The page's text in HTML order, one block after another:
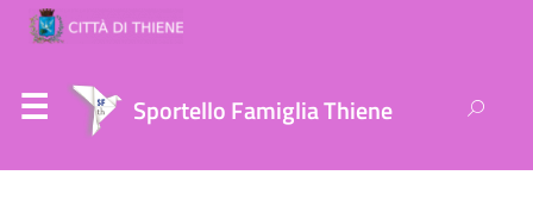
Sportello Famiglia Thiene
per: